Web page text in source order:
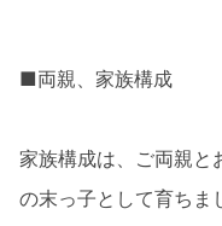
■両親、家族構成
家族構成は、ご両親と
の末っ子として育ちま